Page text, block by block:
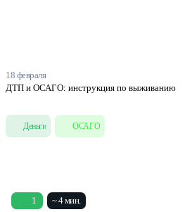
18 февраля
ДТП и ОСАГО: инструкция по выживанию
Деньги ОСАГО
1 ~ 4 мин.